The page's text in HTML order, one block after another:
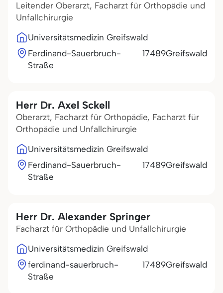
Leitender Oberarzt, Facharzt für Orthopädie und
Unfallchirurgie
Universitätsmedizin Greifswald
Ferdinand-Sauerbruch-
Straße
17489Greifswald
Herr Dr. Axel Sckell
Oberarzt, Facharzt für Orthopädie, Facharzt für
Orthopädie und Unfallchirurgie
Universitätsmedizin Greifswald
Ferdinand-Sauerbruch-
Straße
17489Greifswald
Herr Dr. Alexander Springer
Facharzt für Orthopädie und Unfallchirurgie
Universitätsmedizin Greifswald
ferdinand-sauerbruch-
Straße
17489Greifswald